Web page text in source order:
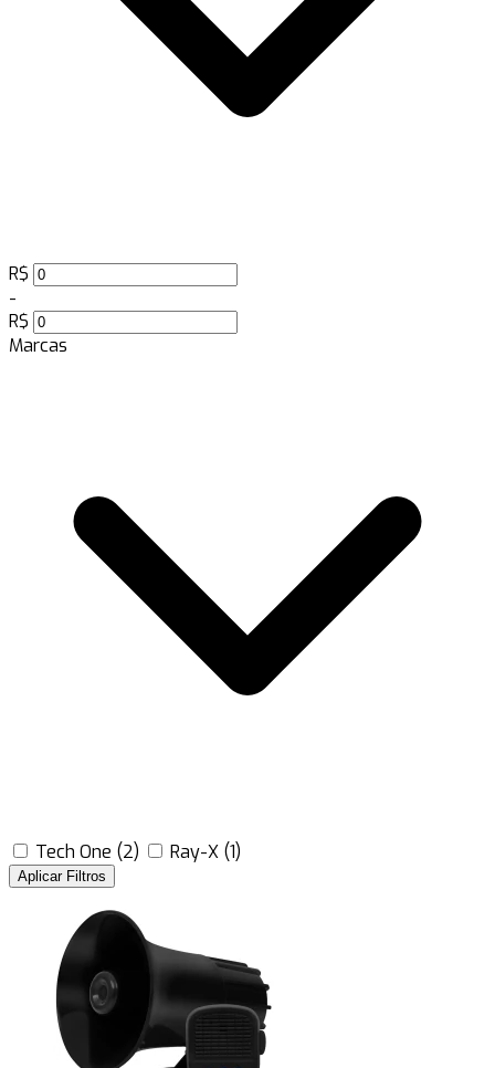
R$
-
R$
Marcas
Tech One (2) Ray-X (1)
Aplicar Filtros